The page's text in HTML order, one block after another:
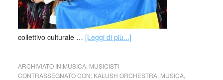
collettivo culturale … [Leggi di più...]
ARCHIVIATO IN:MUSICA, MUSICISTI
CONTRASSEGNATO CON: KALUSH ORCHESTRA, MUSICA,